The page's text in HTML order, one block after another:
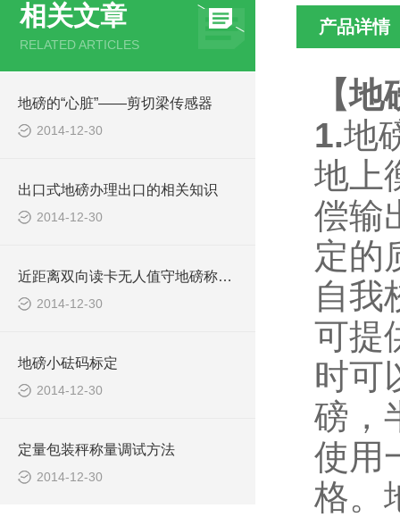
相关文章
RELATED ARTICLES
地磅的“心脏”——剪切梁传感器
2014-12-30
出口式地磅办理出口的相关知识
2014-12-30
近距离双向读卡无人值守地磅称重系统报价清单
2014-12-30
地磅小砝码标定
2014-12-30
定量包装秤称量调试方法
2014-12-30
产品详情
【
1.地
地上
偿输
定的
自我
可提
时可
磅，
使用
格。